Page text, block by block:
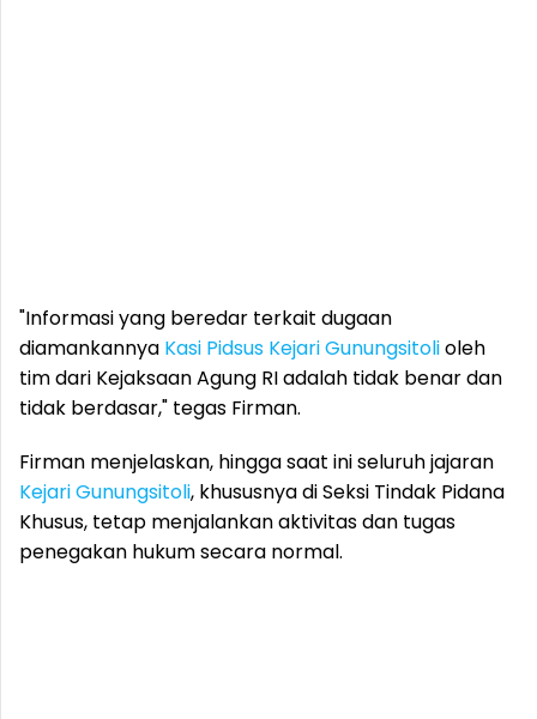
"Informasi yang beredar terkait dugaan
diamankannya Kasi Pidsus Kejari Gunungsitolioleh
tim dari Kejaksaan Agung RI adalah tidak benar dan
tidak berdasar," tegas Firman.
Firman menjelaskan, hingga saat ini seluruh jajaran
Kejari Gunungsitoli, khususnya di Seksi Tindak Pidana
Khusus, tetap menjalankan aktivitas dan tugas
penegakan hukum secara normal.